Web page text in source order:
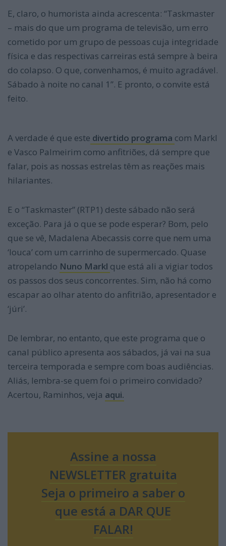
E, claro, o humorista ainda acrescenta: “Taskmaster
– mais do que um programa de televisão, um erro
cometido por um grupo de pessoas cuja integridade
física e das respectivas carreiras está sempre à beira
do colapso. O que, convenhamos, é muito agradável.
Sábado à noite no canal 1”. E pronto, o convite está
feito.
A verdade é que este divertido programa com Markl
e Vasco Palmeirim como anfitriões, dá sempre que
falar, pois as nossas estrelas têm as reações mais
hilariantes.
E o “Taskmaster” (RTP1) deste sábado não será
exceção. Para já o que se pode esperar? Bom, pelo
que se vê, Madalena Abecassis corre que nem uma
‘louca’ com um carrinho de supermercado. Quase
atropelando Nuno Markl que está ali a vigiar todos
os passos dos seus concorrentes. Sim, não há como
escapar ao olhar atento do anfitrião, apresentador e
‘júri’.
De lembrar, no entanto, que este programa que o
canal público apresenta aos sábados, já vai na sua
terceira temporada e sempre com boas audiências.
Aliás, lembra-se quem foi o primeiro convidado?
Acertou, Raminhos, veja aqui.
Assine a nossa
NEWSLETTER gratuita
Seja o primeiro a saber o
que está a DAR QUE
FALAR!